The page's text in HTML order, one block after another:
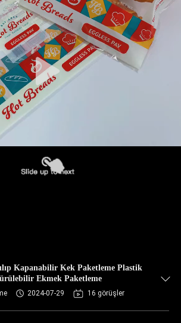
Kapanabilir Kek Paketleme Plastik
Ekmek Paketleme
2024-07-29 16 görüşler